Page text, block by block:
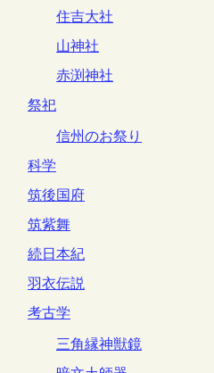
住吉大社
山神社
赤渕神社
祭祀
信州のお祭り
科学
筑後国府
筑紫舞
続日本紀
羽衣伝説
考古学
三角縁神獣鏡